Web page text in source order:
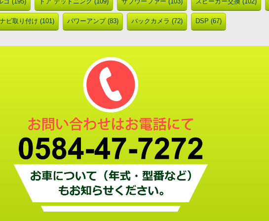
ナビ取り付け (101) パワーアンプ (83) バックカメラ (72) DSP (67)